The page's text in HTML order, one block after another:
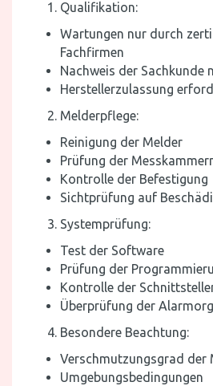
Qualifikation:
Wartungen nur durch
Fachfirmen
Nachweis der Sachkunde
Herstellerzulassung
Melderpflege:
Reinigung der Melder
Prüfung der
Kontrolle der Befestigung
Sichtprüfung auf
Systemprüfung:
Test der Software
Prüfung der
Kontrolle der
Überprüfung der
Besondere Beachtung:
Verschmutzungsgrad der
Umgebungsbedingungen